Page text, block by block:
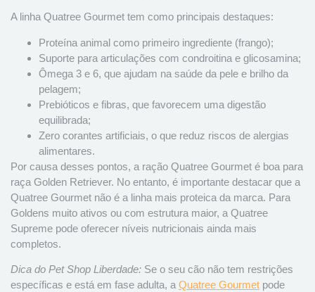
A linha Quatree Gourmet tem como principais destaques:
Proteína animal como primeiro ingrediente (frango);
Suporte para articulações com condroitina e glicosamina;
Ômega 3 e 6, que ajudam na saúde da pele e brilho da
pelagem;
Prebióticos e fibras, que favorecem uma digestão
equilibrada;
Zero corantes artificiais, o que reduz riscos de alergias
alimentares.
Por causa desses pontos, a ração Quatree Gourmet é boa para
raça Golden Retriever. No entanto, é importante destacar que a
Quatree Gourmet não é a linha mais proteica da marca. Para
Goldens muito ativos ou com estrutura maior, a Quatree
Supreme pode oferecer níveis nutricionais ainda mais
completos.
Dica do Pet Shop Liberdade: Se o seu cão não tem restrições
específicas e está em fase adulta, a Quatree Gourmet pode